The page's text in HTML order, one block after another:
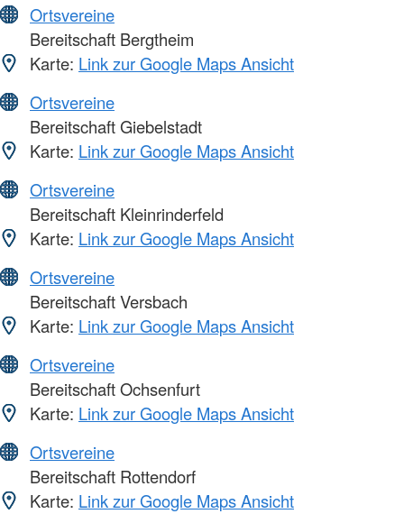
Ortsvereine
Bereitschaft Bergtheim
Karte: Link zur Google Maps Ansicht
Ortsvereine
Bereitschaft Giebelstadt
Karte: Link zur Google Maps Ansicht
Ortsvereine
Bereitschaft Kleinrinderfeld
Karte: Link zur Google Maps Ansicht
Ortsvereine
Bereitschaft Versbach
Karte: Link zur Google Maps Ansicht
Ortsvereine
Bereitschaft Ochsenfurt
Karte: Link zur Google Maps Ansicht
Ortsvereine
Bereitschaft Rottendorf
Karte: Link zur Google Maps Ansicht